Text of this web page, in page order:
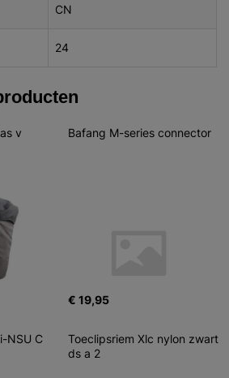
CN
24
v
Bafang M-series connector
€ 19,95
NSU C
Toeclipsriem Xlc nylon zwart
ds a 2